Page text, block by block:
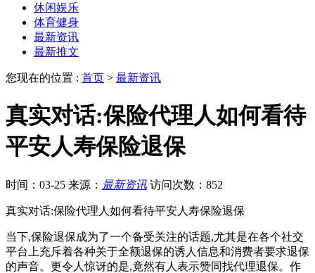
休闲娱乐
体育健身
最新资讯
最新推文
您现在的位置 : 首页 > 最新资讯
真实对话:保险代理人如何看待
平安人寿保险退保
时间：03-25 来源： 最新资讯 访问次数：852
真实对话:保险代理人如何看待平安人寿保险退保
当下,保险退保成为了一个备受关注的话题,尤其是在各个社交
平台上充斥着各种关于全额退保的诱人信息和消费者要求退保
的声音。更令人惊讶的是,竟然有人表示赞同找代理退保。作